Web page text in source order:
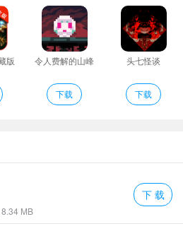
间带来的威胁还要时刻注意时间的流
种动态效果将让您目不暇给。
件上的空间路径平衡你的D球和收集
的地。
“否”的时间限制但你必须只是保持平
免的道路上边缘附近坠落。
键的完美操控。
错的钢铁的那种舱室也是有一些昏暗
版 令人费解的山峰
下载
头七怪谈
下载
MB
下 载